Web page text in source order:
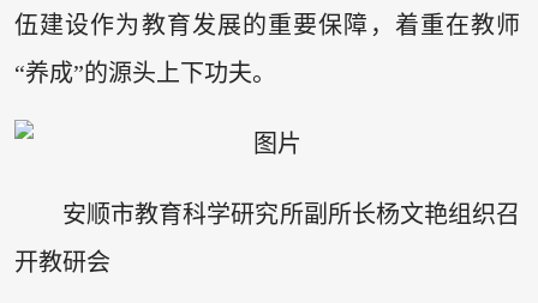
伍建设作为教育发展的重要保障，着重在教师
“养成”的源头上下功夫。
安顺市教育科学研究所副所长杨文艳组织召
开教研会